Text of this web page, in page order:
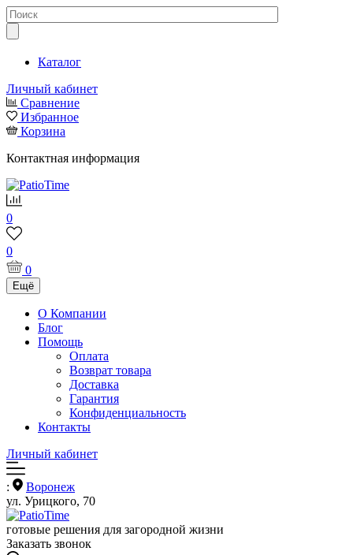
Каталог
Личный кабинет
Сравнение
Избранное
Корзина
Контактная информация
0
0
0
Ещё
О Компании
Блог
Помощь
Оплата
Возврат товара
Доставка
Гарантия
Конфиденциальность
Контакты
Личный кабинет
:
Воронеж
ул. Урицкого, 70
готовые решения для загородной жизни
Заказать звонок